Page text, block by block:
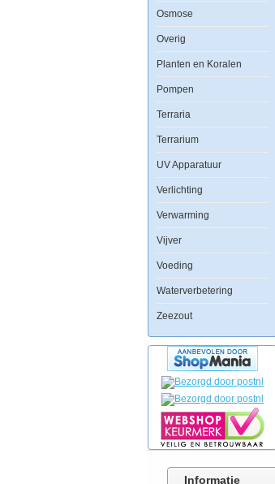
Osmose
Overig
Planten en Koralen
Pompen
Terraria
Terrarium
UV Apparatuur
Verlichting
Verwarming
Vijver
Voeding
Waterverbetering
Zeezout
Informatie